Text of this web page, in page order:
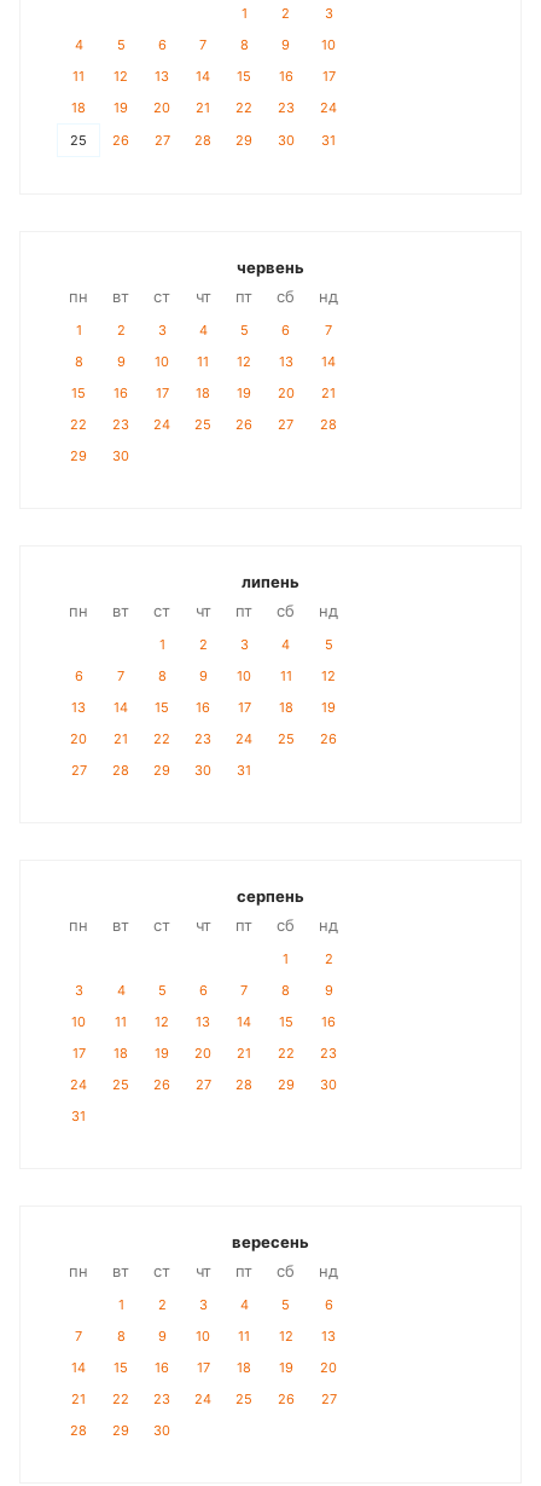
1 2
3
4
5 6 7 8 9
10
11
12 13 14 15 16
17
18
19 20 21 22 23
24
25
26 27 28 29 30 31
червень
пн
вт ст чт пт сб нд
1 2 3 4 5 6
7
8
9 10 11 12 13
14
15
16 17 18 19 20
21
22
23 24 25 26 27
28
29
30
липень
пн
вт ст чт пт сб нд
1 2 3 4
5
6
7 8 9 10 11
12
13
14 15 16 17 18
19
20
21 22 23 24 25
26
27
28 29 30 31
серпень
пн
вт ст чт пт сб нд
1
2
3
4 5 6 7 8
9
10
11 12 13 14 15
16
17
18 19 20 21 22
23
24
25 26 27 28 29
30
31
вересень
пн
вт ст чт пт сб нд
1 2 3 4 5
6
7
8 9 10 11 12
13
14
15 16 17 18 19
20
21
22 23 24 25 26
27
28
29 30